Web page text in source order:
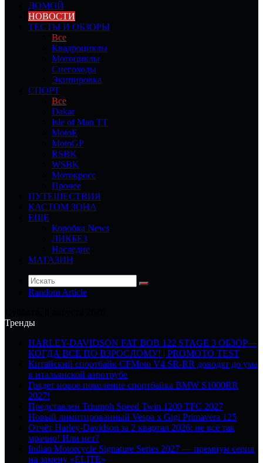
ДОМОЙ
НОВОСТИ
ТЕСТЫ И ОБЗОРЫ
Все
Квадроциклы
Мотоциклы
Снегоходы
Экипировка
СПОРТ
Все
Dakar
Isle of Man TT
MotoE
MotoGP
RSBK
WSBK
Мотокросс
Прочее
ПУТЕШЕСТВИЯ
КАСТОМ ЗОНА
ЕЩЕ
Коробка News
ЛИКБЕЗ
Наследие
МАГАЗИН
Random Article
Тренды
HARLEY-DAVIDSON FAT BOB 122 STAGE 3 ОБЗОР—
КОГДА ВСЕ ПО ВЗРОСЛОМУ! | PROMOTO TEST
Китайский спортбайк CFMoto V4 SR-RR доводят до ума
в итальянской аэротрубе
Грядет новое поколение спортбайка BMW S1000RR
2027!
Представлен Triumph Speed Twin 1200 TFC 2027
Новый лимитированный Vespa x Gigi Primavera 125
Отчёт Harley-Davidson за 2 квартал 2026: не всё так
мрачно! Или нет?
Indian Motorcycle Signature Series 2027 — премиум серия
на замену «ELITE»